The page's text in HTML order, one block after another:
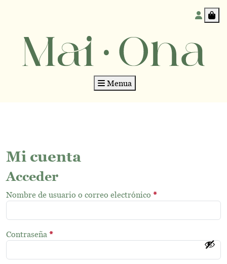
Menua
Mi cuenta
Acceder
Nombre de usuario o correo electrónico *O
l
g
Contraseña*O
l